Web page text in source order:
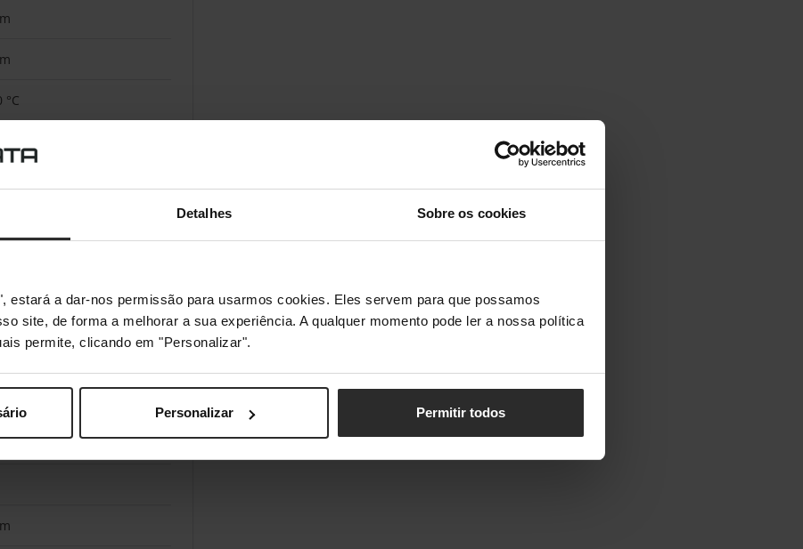
Detalhes Sobre os cookies
estará a dar-nos permissão para usarmos cookies. Eles servem para que possamos
site, de forma a melhorar a sua experiência. A qualquer momento pode ler a nossa política
permite, clicando em "Personalizar".
Personalizar Permitir todos
°C